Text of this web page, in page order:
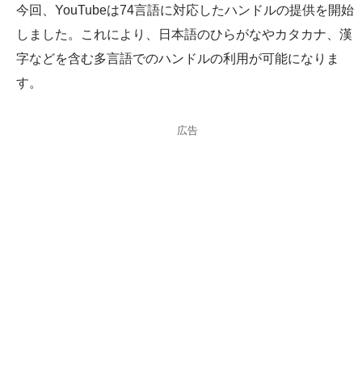
今回、YouTubeは74言語に対応したハンドルの提供を開始
しました。これにより、日本語のひらがなやカタカナ、漢
字などを含む多言語でのハンドルの利用が可能になりま
す。
広告